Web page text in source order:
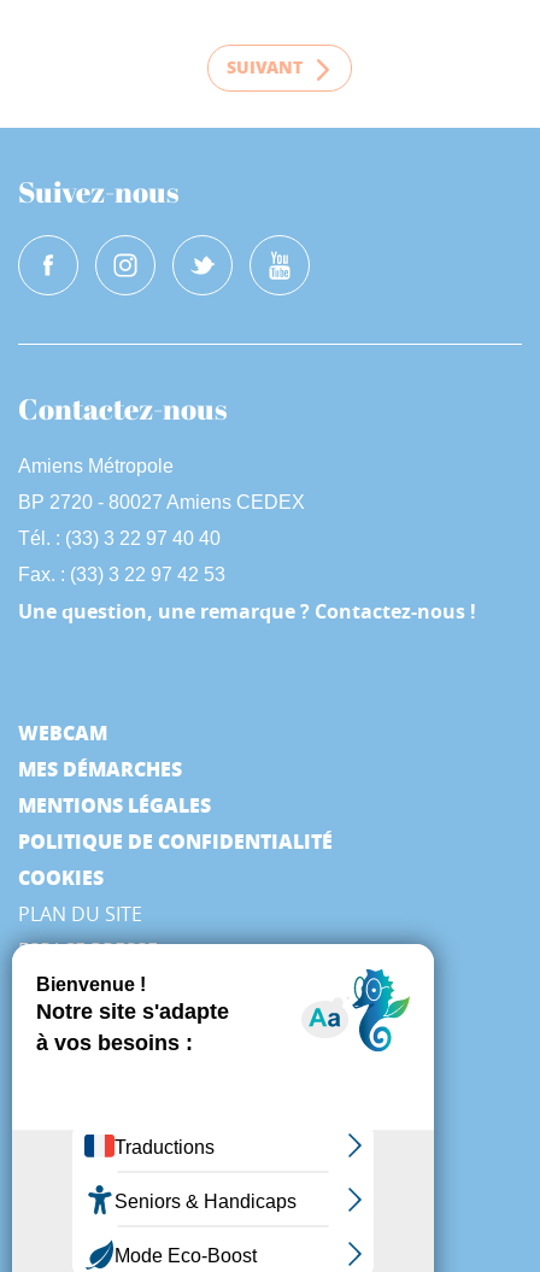
SUIVANT
Suivez-nous
Contactez-nous
Amiens Métropole
BP 2720 - 80027 Amiens CEDEX
Tél. : (33) 3 22 97 40 40
Fax. : (33) 3 22 97 42 53
Une question, une remarque ? Contactez-nous !
WEBCAM
MES DÉMARCHES
MENTIONS LÉGALES
POLITIQUE DE CONFIDENTIALITÉ
COOKIES
PLAN DU SITE
ESPACE PRESSE